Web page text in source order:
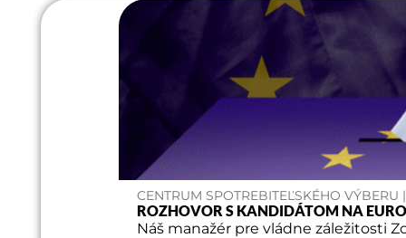
CENTRUM SPOTREBITEĽSKÉHO VÝBERU
ROZHOVOR S KANDIDÁTOM NA
Náš manažér pre vládne záležitosti